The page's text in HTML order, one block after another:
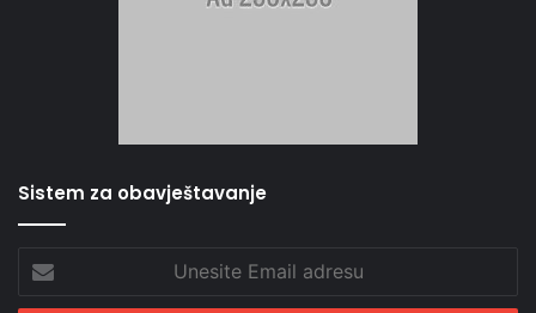
Sistem za obavještavanje
Email
adresu